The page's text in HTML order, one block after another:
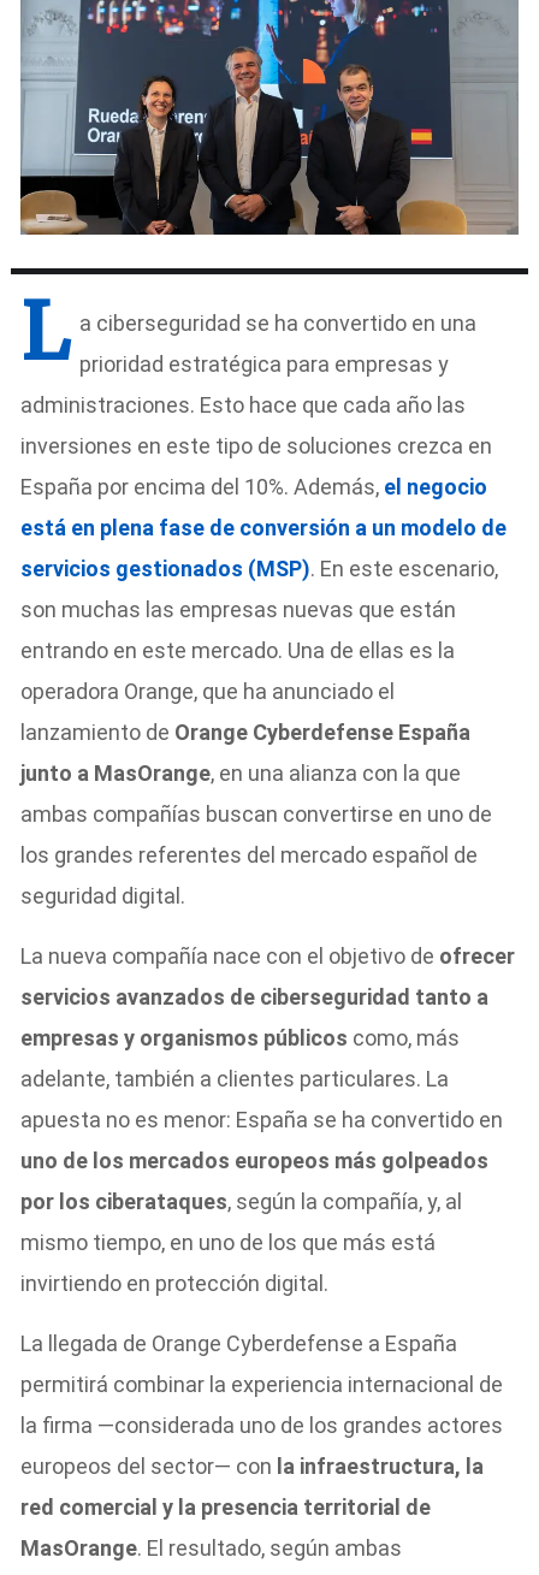
L a ciberseguridad se ha convertido en una
prioridad estratégica para empresas y
administraciones. Esto hace que cada año las
inversiones en este tipo de soluciones crezca en
España por encima del 10%. Además, el negocio
está en plena fase de conversión a un modelo de
servicios gestionados (MSP). En este escenario,
son muchas las empresas nuevas que están
entrando en este mercado. Una de ellas es la
operadora Orange, que ha anunciado el
lanzamiento de Orange Cyberdefense España
junto a MasOrange, en una alianza con la que
ambas compañías buscan convertirse en uno de
los grandes referentes del mercado español de
seguridad digital.
La nueva compañía nace con el objetivo de ofrecer
servicios avanzados de ciberseguridad tanto a
empresas y organismos públicos como, más
adelante, también a clientes particulares. La
apuesta no es menor: España se ha convertido en
uno de los mercados europeos más golpeados
por los ciberataques, según la compañía, y, al
mismo tiempo, en uno de los que más está
invirtiendo en protección digital.
La llegada de Orange Cyberdefense a España
permitirá combinar la experiencia internacional de
la firma —considerada uno de los grandes actores
europeos del sector— con la infraestructura, la
red comercial y la presencia territorial de
MasOrange. El resultado, según ambas